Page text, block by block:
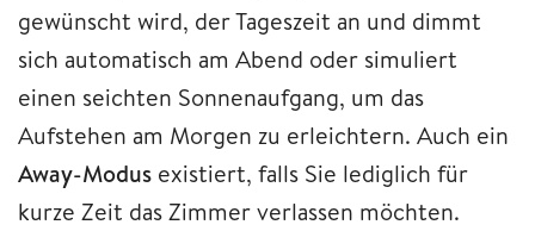
gewünscht wird, der Tageszeit an und dimmt
sich automatisch am Abend oder simuliert
einen seichten Sonnenaufgang, um das
Aufstehen am Morgen zu erleichtern. Auch ein
Away-Modus existiert, falls Sie lediglich für
kurze Zeit das Zimmer verlassen möchten.